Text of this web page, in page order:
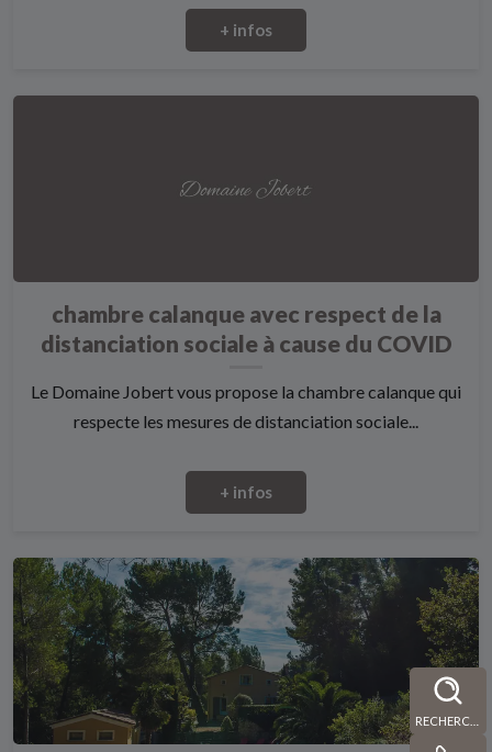
+ infos
chambre calanque avec respect de la
distanciation sociale à cause du COVID
Le Domaine Jobert vous propose la chambre calanque qui
respecte les mesures de distanciation sociale...
+ infos